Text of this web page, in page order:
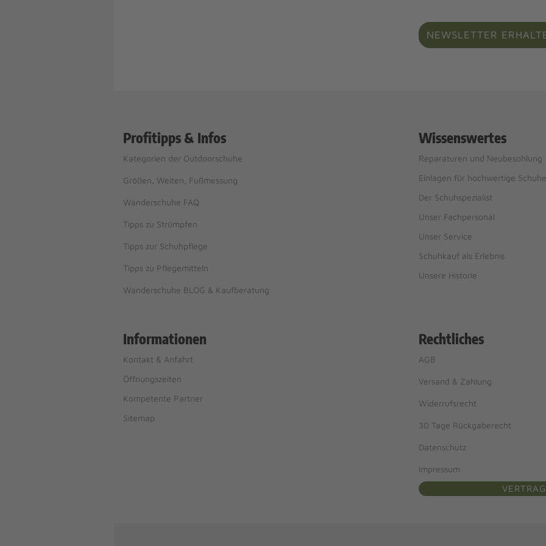
NEWSLETTER
Profitipps & Infos
Kategorien der Outdoorschuhe
Größen, Weiten, Fußmessung
Wanderschuhe FAQ
Tipps zu Strümpfen
Tipps zur Schuhpflege
Tipps zu Pflegemitteln
Wanderschuhe BLOG & Kaufberatung
Wissenswertes
Reparaturen und Neubesohlung
Einlagen für hochwertige Schuhe
Der Schuhspezialist
Unser Fachpersonal
Unser Service
Schuhkauf als Erlebnis
Unsere Historie
Informationen
Kontakt & Anfahrt
Öffnungszeiten
Kompetente Partner
Sitemap
Rechtliches
AGB
Versand & Zahlung
Widerrufsrecht
30 Tage Rückgaberecht
Datenschutz
Impressum